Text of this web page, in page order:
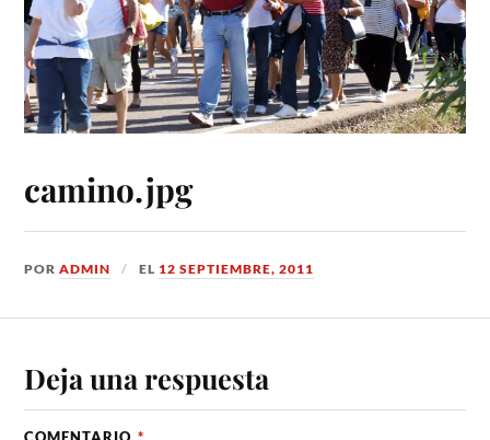
camino.jpg
PORADMIN EL 12 SEPTIEMBRE, 2011
Deja una respuesta